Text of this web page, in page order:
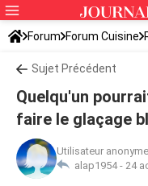
Forum Forum Cuisine
Sujet Précédent
Quelqu'un
faire le glaçage
Utilisateur anonyme
alap1954 - 24